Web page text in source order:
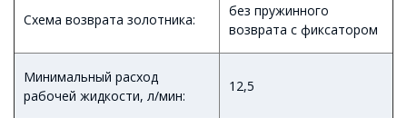
Схема возврата золотника:
без пружинного
возврата с фиксатором
Минимальный расход
рабочей жидкости, л/мин:
12,5